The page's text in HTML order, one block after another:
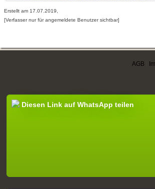
Erstellt am 17.07.2019,
[Verfasser nur für angemeldete Benutzer sichtbar]
AGB
Diesen Link auf WhatsApp teilen